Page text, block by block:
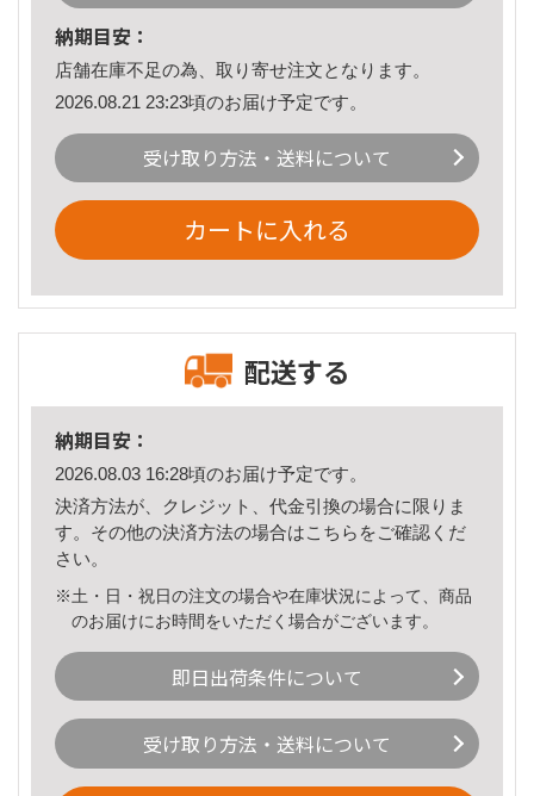
納期目安：
店舗在庫不足の為、取り寄せ注文となります。
2026.08.21 23:23頃のお届け予定です。
受け取り方法・送料について
カートに入れる
配送する
納期目安：
2026.08.03 16:28頃のお届け予定です。
決済方法が、クレジット、代金引換の場合に限りま
す。その他の決済方法の場合はこちら をご確認くだ
さい。
※土・日・祝日の注文の場合や在庫状況によって、商品
のお届けにお時間をいただく場合がございます。
即日出荷条件について
受け取り方法・送料について